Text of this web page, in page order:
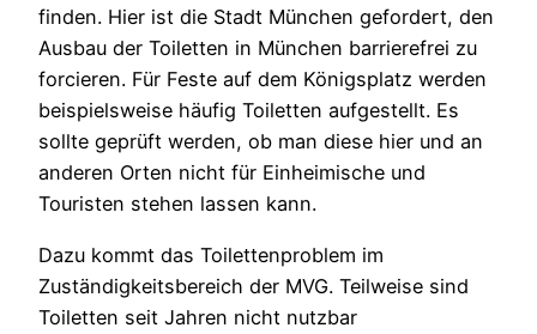
finden. Hier ist die Stadt München gefordert, den
Ausbau der Toiletten in München barrierefrei zu
forcieren. Für Feste auf dem Königsplatz werden
beispielsweise häufig Toiletten aufgestellt. Es
sollte geprüft werden, ob man diese hier und an
anderen Orten nicht für Einheimische und
Touristen stehen lassen kann.
Dazu kommt das Toilettenproblem im
Zuständigkeitsbereich der MVG. Teilweise sind
Toiletten seit Jahren nicht nutzbar